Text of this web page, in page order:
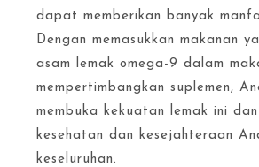
dapat memberikan banyak
Dengan memasukkan makanan
asam lemak omega-9 dalam
mempertimbangkan suplemen,
membuka kekuatan lemak ini dan
kesehatan dan kesejahteraan
keseluruhan.